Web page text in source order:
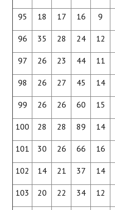
95 18 17 16 9
96 35 28 24 12
97 26 23 44 11
98 26 27 45 14
99 26 26 60 15
100 28 28 89 14
101 30 26 66 16
102 14 21 37 14
103 20 22 34 12